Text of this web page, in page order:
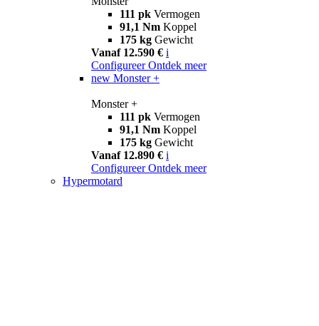
111 pk Vermogen
91,1 Nm Koppel
175 kg Gewicht
Vanaf 12.590 € i
Configureer Ontdek meer
new Monster +
Monster +
111 pk Vermogen
91,1 Nm Koppel
175 kg Gewicht
Vanaf 12.890 € i
Configureer Ontdek meer
Hypermotard